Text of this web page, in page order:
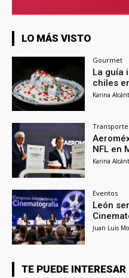
LO MÁS VISTO
Gourmet
La guía
chiles
Karina
Transporte
NFL en
Karina
Eventos
León
Juan Luis
TE PUEDE INTERESAR